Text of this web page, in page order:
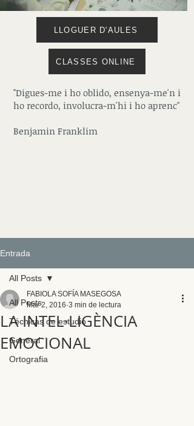
LLOGUER D'AULES
CLASSES ONLINE
"Digues-me i ho oblido, ensenya-me'n i
ho recordo, involucra-m'hi i ho aprenc"
Benjamin Franklim
Entrada
All Posts
Técnicas de estudio
General
Ortografia
All Posts
LA INTEL·LIGÈNCIA
EMOCIONAL
FABIOLA SOFÍA MASEGOSA
Mar 2, 2016 3 min de lectura